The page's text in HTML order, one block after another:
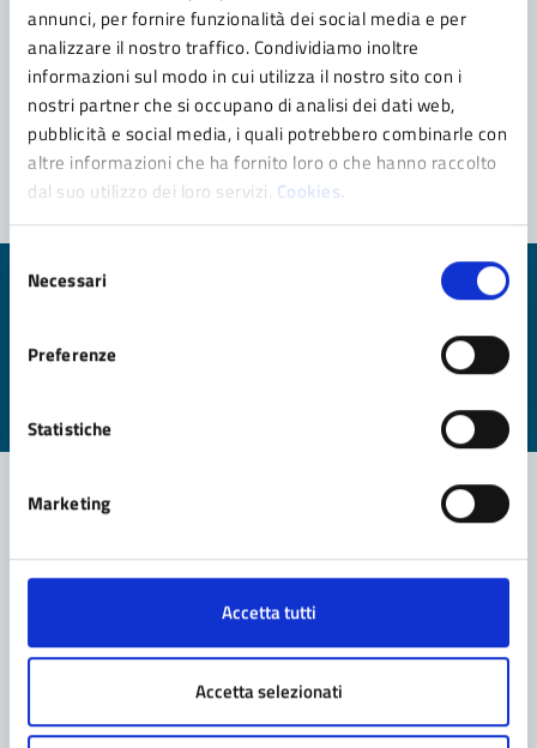
annunci, per fornire funzionalità dei social media e per
analizzare il nostro traffico. Condividiamo inoltre
informazioni sul modo in cui utilizza il nostro sito con i
nostri partner che si occupano di analisi dei dati web,
pubblicità e social media, i quali potrebbero combinarle con
altre informazioni che ha fornito loro o che hanno raccolto
dal suo utilizzo dei loro servizi. Cookies.
delNecessari
Preferenze
Statistiche
Marketing
Accetta tutti
Accetta selezionati
Pagina precedente
1 Pagina 2
Quanto sono chiare le informazioni su questa
Valuta 3 stelle su 5
Valuta 2 stelle su 5
Valuta 1 stelle su 5
Contatta il comune
Leggi le domande frequenti
Richiedi assistenza
Prenota appuntamento